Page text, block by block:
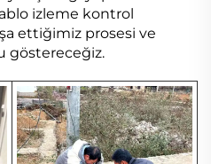
izleme kontrol
ettiğimiz prosesi ve
göstereceğiz.